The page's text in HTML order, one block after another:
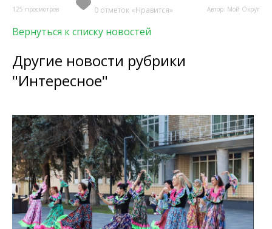
125 просмотров 0 отметок «Нравится» Автор: Мой Округ
Вернуться к списку новостей
Другие новости рубрики
"Интересное"